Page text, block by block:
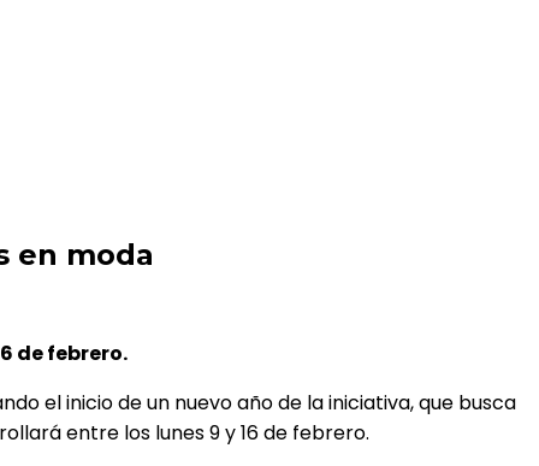
en moda
de febrero.
el inicio de un nuevo año de la iniciativa, que busca
entre los lunes 9 y 16 de febrero.